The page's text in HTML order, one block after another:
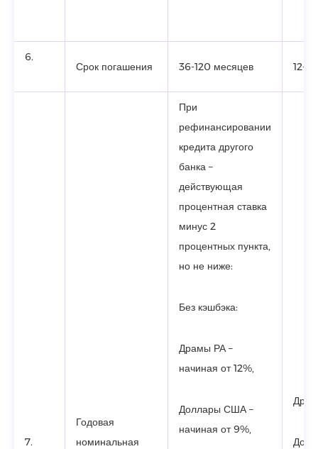
6.
Срок погашения 36-120 месяцев 12-
7.
Годовая
номинальная
При
рефинансировании
кредита другого
банка –
действующая
процентная ставка
минус 2
процентных пункта,
но не ниже:
Без кэшбэка:
Драмы РА –
начиная от 12%,
Доллары США –
начиная от 9%,